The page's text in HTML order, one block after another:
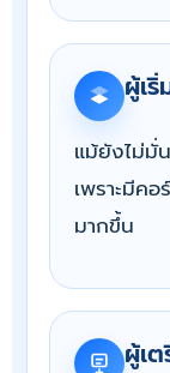
ผู้เ
แม้ยังไม่มั่
เพราะมีค
มากขึ้น
ผู้เ